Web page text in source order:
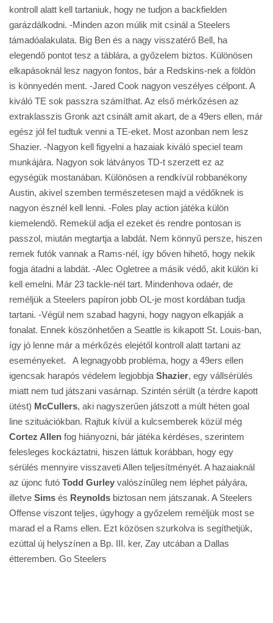
kontroll alatt kell tartaniuk, hogy ne tudjon a backfielden
garázdálkodni. -Minden azon múlik mit csinál a Steelers
támadóalakulata. Big Ben és a nagy visszatérő Bell, ha
elegendő pontot tesz a táblára, a győzelem biztos. Különösen
elkapásoknál lesz nagyon fontos, bár a Redskins-nek a földön
is könnyedén ment. -Jared Cook nagyon veszélyes célpont. A
kiváló TE sok passzra számíthat. Az első mérkőzésen az
extraklasszis Gronk azt csinált amit akart, de a 49ers ellen, már
egész jól fel tudtuk venni a TE-eket. Most azonban nem lesz
Shazier. -Nagyon kell figyelni a hazaiak kiváló speciel team
munkájára. Nagyon sok látványos TD-t szerzett ez az
egységük mostanában. Különösen a rendkívül robbanékony
Austin, akivel szemben természetesen majd a védőknek is
nagyon észnél kell lenni. -Foles play action játéka külön
kiemelendő. Remekül adja el ezeket és rendre pontosan is
passzol, miután megtartja a labdát. Nem könnyű persze, hiszen
remek futók vannak a Rams-nél, így bőven hihető, hogy nekik
fogja átadni a labdát. -Alec Ogletree a másik védő, akit külön ki
kell emelni. Már 23 tackle-nél tart. Mindenhova odaér, de
reméljük a Steelers papíron jobb OL-je most kordában tudja
tartani. -Végül nem szabad hagyni, hogy nagyon elkapják a
fonalat. Ennek köszönhetően a Seattle is kikapott St. Louis-ban,
így jó lenne már a mérkőzés elejétől kontroll alatt tartani az
eseményeket. A legnagyobb probléma, hogy a 49ers ellen
igencsak harapós védelem legjobbja Shazier, egy vállsérülés
miatt nem tud játszani vasárnap. Szintén sérült (a térdre kapott
ütést) McCullers, aki nagyszerűen játszott a múlt héten goal
line szituációkban. Rajtuk kívül a kulcsemberek közül még
Cortez Allen fog hiányozni, bár játéka kérdéses, szerintem
felesleges kockáztatni, hiszen láttuk korábban, hogy egy
sérülés mennyire visszaveti Allen teljesítményét. A hazaiaknál
az újonc futó Todd Gurley valószínűleg nem léphet pályára,
illetve Sims és Reynolds biztosan nem játszanak. A Steelers
Offense viszont teljes, úgyhogy a győzelem reméljük most se
marad el a Rams ellen. Ezt közösen szurkolva is segíthetjük,
ezúttal új helyszínen a Bp. III. ker, Zay utcában a Dallas
étteremben. Go Steelers